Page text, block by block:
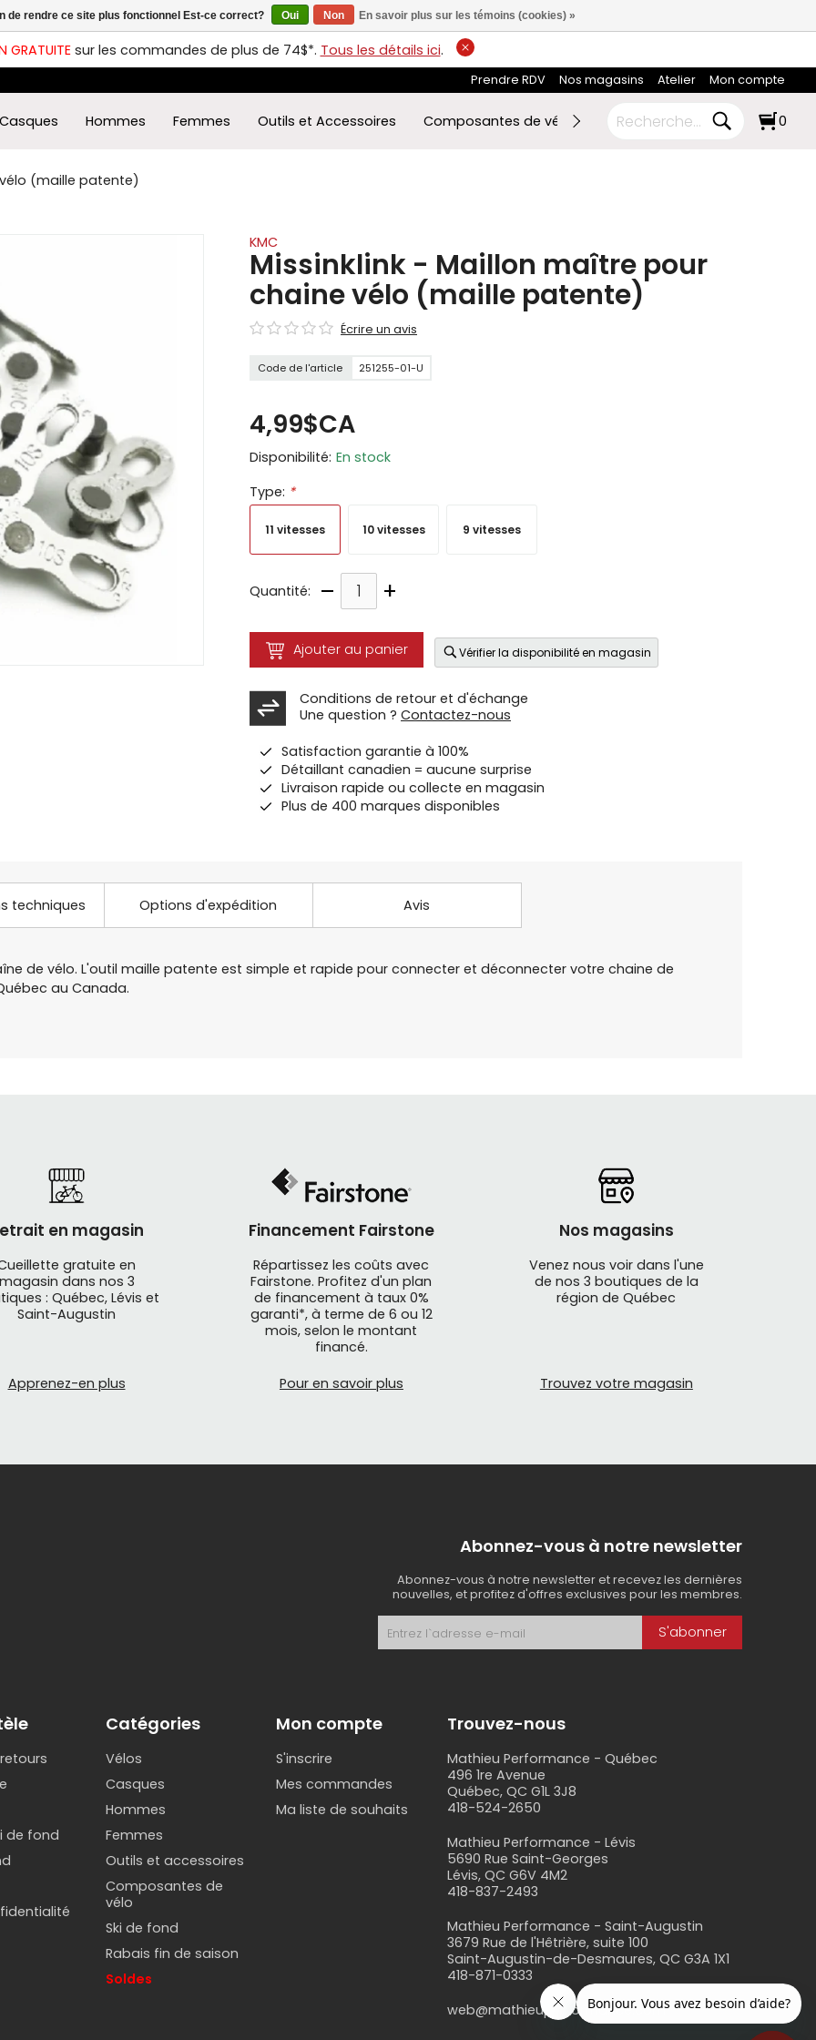
GRATUITEsur les commandes de plus de 74$*. Tous les détails ici.
Prendre RDV Nos magasins Atelier Mon compte
Casques Hommes Femmes Outils et Accessoires Composantes de vélo Ski de fond RABAIS FIN DE
0
(maille patente)
KMC
Missinklink - Maillon maître pour
chaine vélo (maille patente)
Écrire un avis
Code de l'article 251255-01-U
4,99$CA
Disponibilité: En stock
Type: *
11 vitesses 10 vitesses 9 vitesses
Quantité: – +
Ajouter au panier Vérifier la disponibilité en magasin
Conditions de retour et d'échange
Une question ? Contactez-nous
Satisfaction garantie à 100%
Détaillant canadien = aucune surprise
Livraison rapide ou collecte en magasin
Plus de 400 marques disponibles
techniques Options d'expédition Avis
de vélo. L'outil maille patente est simple et rapide pour connecter et déconnecter votre chaine de
au Canada.
en magasin
gratuite en
magasin dans nos 3
: Québec, Lévis et
Saint-Augustin
Apprenez-en plus
Financement Fairstone
Répartissez les coûts avec
Fairstone. Profitez d'un plan
de financement à taux 0%
garanti*, à terme de 6 ou 12
mois, selon le montant
financé.
Pour en savoir plus
Nos magasins
Venez nous voir dans l'une
de nos 3 boutiques de la
région de Québec
Trouvez votre magasin
Abonnez-vous à notre newsletter
Abonnez-vous à notre newsletter et recevez les dernières
nouvelles, et profitez d'offres exclusives pour les membres.
S'abonner
de fond
Catégories
Vélos
Casques
Hommes
Femmes
Outils et accessoires
Composantes de
vélo
Ski de fond
Rabais fin de saison
Soldes
Mon compte
S'inscrire
Mes commandes
Ma liste de souhaits
Trouvez-nous
Mathieu Performance - Québec
496 1re Avenue
Québec, QC G1L 3J8
418-524-2650
Mathieu Performance - Lévis
5690 Rue Saint-Georges
Lévis, QC G6V 4M2
418-837-2493
Mathieu Performance - Saint-Augustin
3679 Rue de l'Hêtrière, suite 100
Saint-Augustin-de-Desmaures, QC G3A 1X1
418-871-0333
web@mathieuperformance.com
de rendre ce site plus fonctionnel Est-ce correct? Oui Non En savoir plus sur les témoins (cookies) »